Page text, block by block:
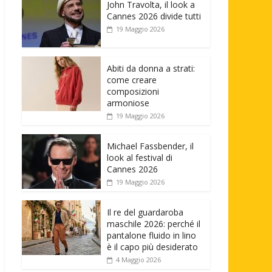
John Travolta, il look a
Cannes 2026 divide tutti
19 Maggio 2026
Abiti da donna a strati:
come creare
composizioni
armoniose
19 Maggio 2026
Michael Fassbender, il
look al festival di
Cannes 2026
19 Maggio 2026
Il re del guardaroba
maschile 2026: perché il
pantalone fluido in lino
è il capo più desiderato
4 Maggio 2026